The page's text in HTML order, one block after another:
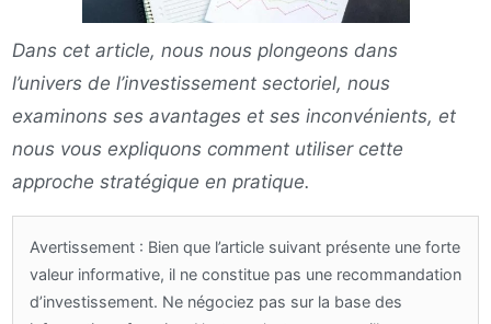
Dans cet article, nous nous plongeons dans
l’univers de l’investissement sectoriel, nous
examinons ses avantages et ses inconvénients, et
nous vous expliquons comment utiliser cette
approche stratégique en pratique.
Avertissement : Bien que l’article suivant présente une forte
valeur informative, il ne constitue pas une recommandation
d’investissement. Ne négociez pas sur la base des